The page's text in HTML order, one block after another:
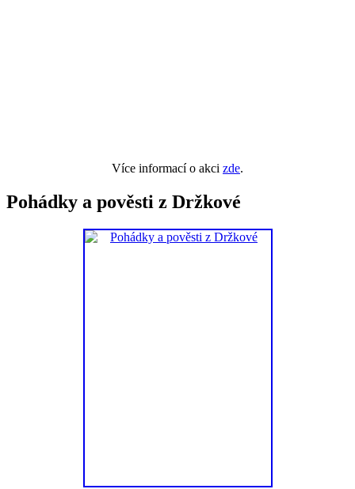
Více informací o akci zde.
Pohádky a pověsti z Držkové